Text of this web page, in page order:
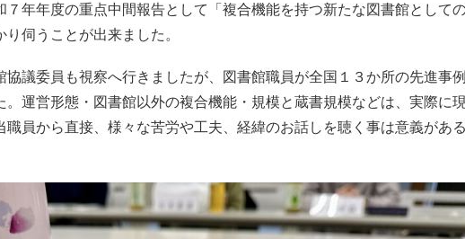
７年年度の重点中間報告として「複合機能を持つ新たな図書館として
伺うことが出来ました。
協議委員も視察へ行きましたが、図書館職員が全国１３か所の先進事
。運営形態・図書館以外の複合機能・規模と蔵書規模などは、実際に
職員から直接、様々な苦労や工夫、経緯のお話しを聴く事は意義があ